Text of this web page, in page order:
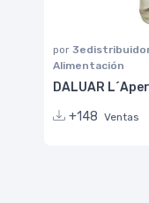
por
Alimentación
DALUAR
+148 Ventas